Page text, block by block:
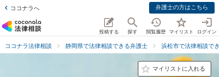
ココナラへ 弁護士の方はこちら
投稿する 探す 閲覧履歴 マイリスト ログイン
ココナラ法律相談 静岡県で法律相談できる弁護士 浜松市で法律相談で
マイリストに入れる